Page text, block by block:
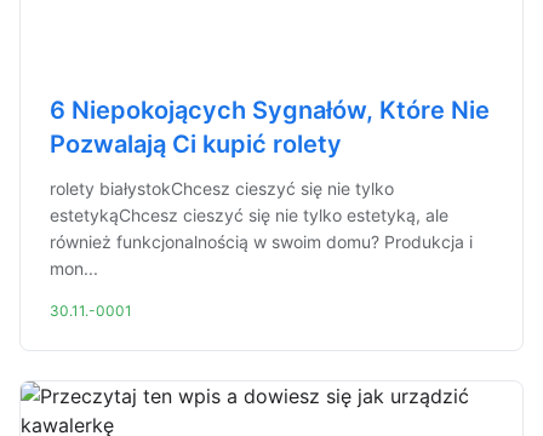
6 Niepokojących Sygnałów, Które Nie
Pozwalają Ci kupić rolety
rolety białystokChcesz cieszyć się nie tylko
estetykąChcesz cieszyć się nie tylko estetyką, ale
również funkcjonalnością w swoim domu? Produkcja i
mon...
30.11.-0001